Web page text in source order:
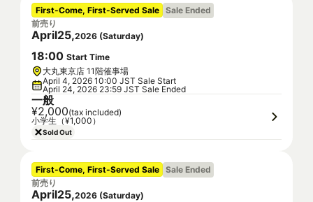
First-Come, First-Served Sale Sale Ended
前売り
April25,2026 (Saturday)
18:00 Start Time
大丸東京店 11階催事場
April 4, 2026 10:00 JST Sale Start
April 24, 2026 23:59 JST Sale Ended
一般
¥2,000(tax included)
小学生（¥1,000）
Sold Out
First-Come, First-Served Sale Sale Ended
前売り
April25,2026 (Saturday)